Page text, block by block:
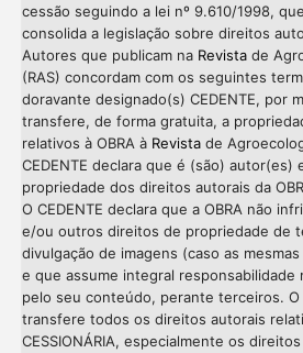
cessão seguindo a lei nº 9.610/1998,
consolida a legislação sobre direitos
Autores que publicam na Revistade
(RAS) concordam com os seguintes
doravante designado(s) CEDENTE, por
transfere, de forma gratuita, a
relativos à OBRA à Revistade
CEDENTE declara que é (são) autor(es)
propriedade dos direitos autorais da
O CEDENTE declara que a OBRA não
e/ou outros direitos de propriedade de
divulgação de imagens (caso as
e que assume integral responsabilidade
pelo seu conteúdo, perante terceiros. O
transfere todos os direitos autorais
CESSIONÁRIA, especialmente os